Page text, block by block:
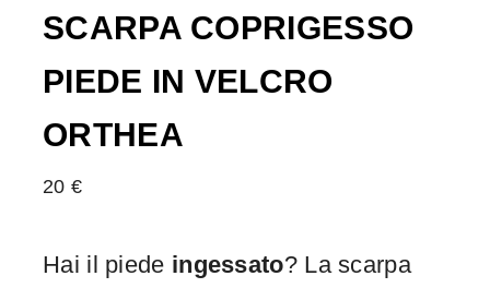
SCARPA COPRIGESSO
PIEDE IN VELCRO
ORTHEA
20 €
Hai il piede ingessato? La scarpa